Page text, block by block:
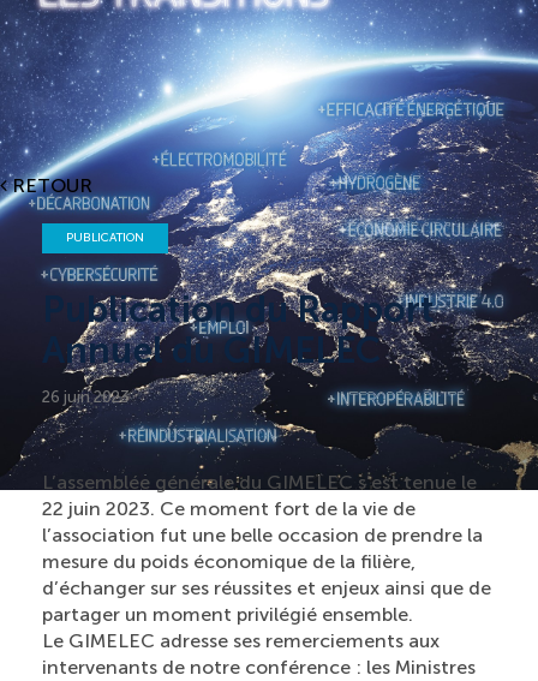
RETOUR
PUBLICATION
Publication du Rapport
Annuel du GIMELEC
26 juin 2023
L’assemblée générale du GIMELEC s’est tenue le
22 juin 2023. Ce moment fort de la vie de
l’association fut une belle occasion de prendre la
mesure du poids économique de la filière,
d’échanger sur ses réussites et enjeux ainsi que de
partager un moment privilégié ensemble.
Le GIMELEC adresse ses remerciements aux
intervenants de notre conférence : les Ministres